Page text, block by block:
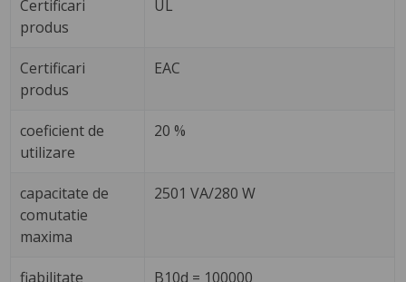
Certificari
produs
UL
Certificari
produs
EAC
coeficient de
utilizare
20 %
capacitate de
comutatie
maxima
2501 VA/280 W
fiabilitate
B10d = 100000